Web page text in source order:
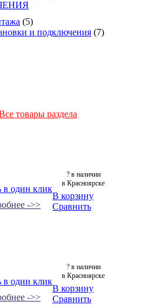
(5)
и подключения (7)
товары раздела
в один клик
? в наличии
в Красноярске
В корзину
Сравнить
->>
в один клик
? в наличии
в Красноярске
В корзину
Сравнить
->>